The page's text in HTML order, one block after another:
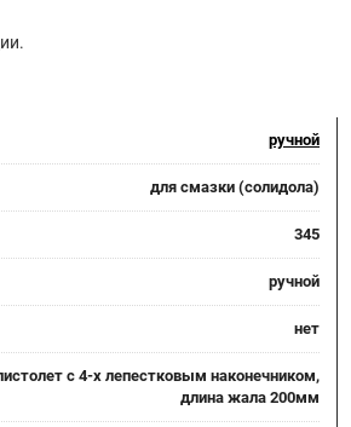
ручной
для смазки (солидола)
345
ручной
нет
с 4-х лепестковым наконечником,
длина жала 200мм